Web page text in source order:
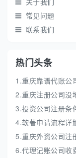
常见问题
联系我们
热门头条
1.重庆靠谱代账公
2.重庆注册公司没
3.投资公司注册条
4.软著申请流程详
5.重庆外资公司注